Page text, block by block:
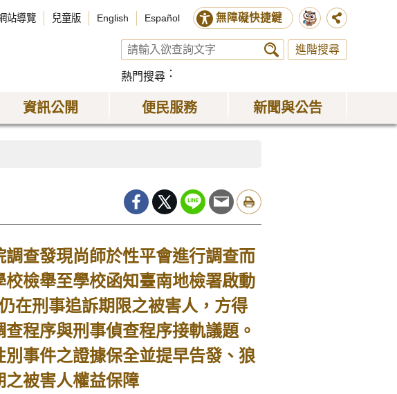
站導覽 兒童版 English Español 無障礙快捷鍵
進階搜尋
熱門搜尋
資訊公開 便民服務 新聞與公告
查發現尚師於性平會進行調查而
檢舉至學校函知臺南地檢署啟動
在刑事追訴期限之被害人，方得
程序與刑事偵查程序接軌議題。
事件之證據保全並提早告發、狼
之被害人權益保障